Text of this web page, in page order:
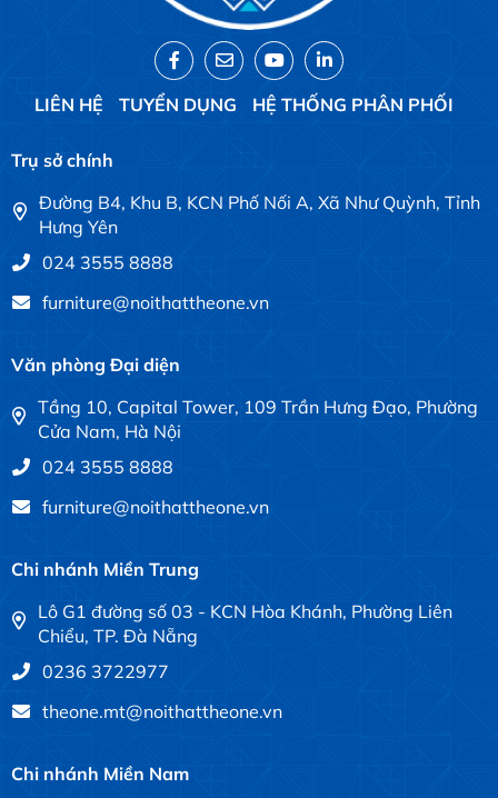
LIÊN HỆ TUYỂN DỤNG HỆ THỐNG PHÂN PHỐI
Trụ sở chính
Đường B4, Khu B, KCN Phố Nối A, Xã Như Quỳnh, Tỉnh
Hưng Yên
024 3555 8888
furniture@noithattheone.vn
Văn phòng Đại diện
Tầng 10, Capital Tower, 109 Trần Hưng Đạo, Phường
Cửa Nam, Hà Nội
024 3555 8888
furniture@noithattheone.vn
Chi nhánh Miền Trung
Lô G1 đường số 03 - KCN Hòa Khánh, Phường Liên
Chiểu, TP. Đà Nẵng
0236 3722977
theone.mt@noithattheone.vn
Chi nhánh Miền Nam